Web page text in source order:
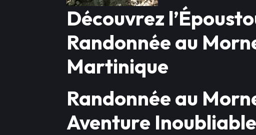
Découvrez
Randonnée au
Martinique
Randonnée au
Aventure